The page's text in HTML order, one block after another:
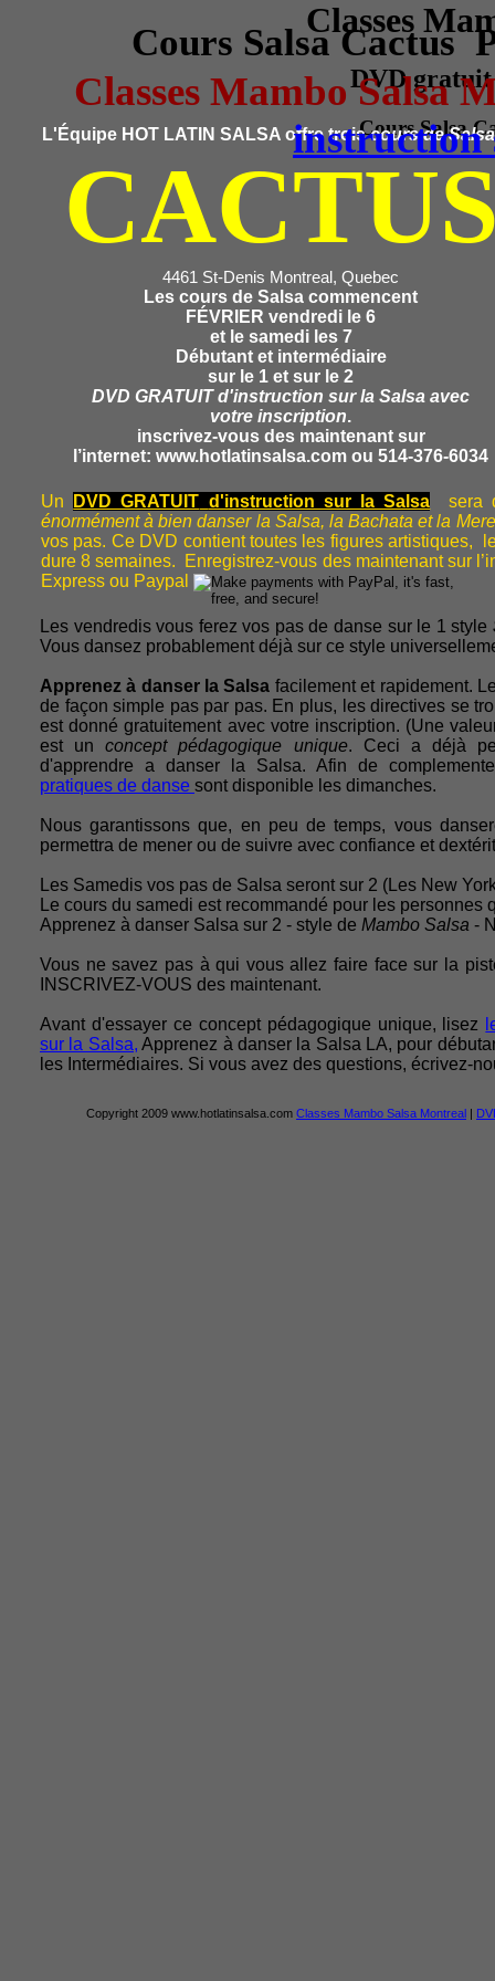
L'Équipe HOT LATIN SALSA offre troiscours de Salsa
4461 St-Denis Montreal, Quebec
Les cours de Salsa commencent
FÉVRIER vendredi le 6
et le samedi les 7
Débutant et intermédiaire
sur le 1 et sur le 2
DVD GRATUIT d'instruction sur la Salsa avec
votre inscription.
inscrivez-vous des maintenant sur
l’internet: www.hotlatinsalsa.com ou 514-376-6034
Cours Salsa Cactus
Classes Mambo Salsa
instruction
Les vendredis vous ferez vos pas de danse sur le 1 style
Vous dansez probablement déjà sur ce style
Apprenez à danser la Salsa facilement et rapidement.
de façon simple pas par pas. En plus, les directives se
est donné gratuitement avec votre inscription. (Une
est unconcept pédagogique unique. Ceci a déjà
d'apprendre a danser la Salsa. Afin de
pratiques de danse sont disponible les dimanches.
Nous garantissons que, en peu de temps, vous
permettra de mener ou de suivre avec confiance et
Les Samedis vos pas de Salsa seront sur 2 (Les New
Le cours du samedi est recommandé pour les personnes
Apprenez à danser Salsa sur 2 - style de Mambo Salsa -
Vous ne savez pas à qui vous allez faire face sur la
INSCRIVEZ-VOUS des maintenant.
Un DVD GRATUIT d'instruction sur la Salsa sera
énormément à bien danser la Salsa, la Bachata et la
vos pas. Ce DVD contient toutes les figures artistiques,
dure 8 semaines. Enregistrez-vous des maintenant sur
Express ou Paypal
Copyright 2009 www.hotlatinsalsa.com Classes Mambo Salsa Montreal |
Avant d'essayer ce concept pédagogique unique, lisez
sur la Salsa, Apprenez à danser la Salsa LA, pour
les Intermédiaires. Si vous avez des questions, écrivez-
Classes
DVD
Cours Salsa